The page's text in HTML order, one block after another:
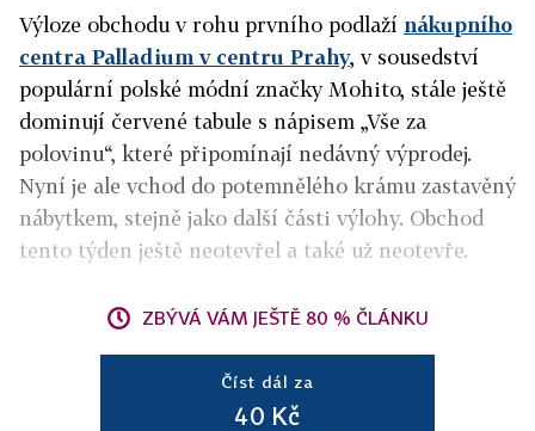
Výloze obchodu v rohu prvního podlaží nákupního
centra Palladium v centru Prahy, v sousedství
populární polské módní značky Mohito, stále ještě
dominují červené tabule s nápisem „Vše za
polovinu“, které připomínají nedávný výprodej.
Nyní je ale vchod do potemnělého krámu zastavěný
nábytkem, stejně jako další části výlohy. Obchod
tento týden ještě neotevřel a také už neotevře.
ZBÝVÁ VÁM JEŠTĚ 80 % ČLÁNKU
Číst dál za
40 Kč